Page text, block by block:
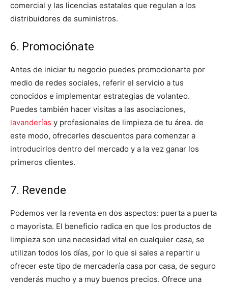
comercial y las licencias estatales que regulan a los
distribuidores de suministros.
6. Promociónate
Antes de iniciar tu negocio puedes promocionarte por
medio de redes sociales, referir el servicio a tus
conocidos e implementar estrategias de volanteo.
Puedes también hacer visitas a las asociaciones,
lavanderías y profesionales de limpieza de tu área. de
este modo, ofrecerles descuentos para comenzar a
introducirlos dentro del mercado y a la vez ganar los
primeros clientes.
7. Revende
Podemos ver la reventa en dos aspectos: puerta a puerta
o mayorista. El beneficio radica en que los productos de
limpieza son una necesidad vital en cualquier casa, se
utilizan todos los días, por lo que si sales a repartir u
ofrecer este tipo de mercadería casa por casa, de seguro
venderás mucho y a muy buenos precios. Ofrece una